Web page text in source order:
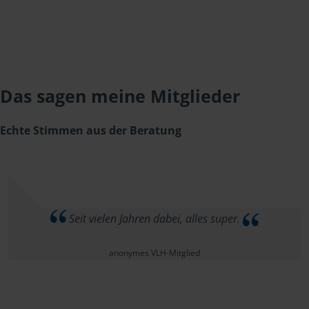
Das sagen meine Mitglieder
Echte Stimmen aus der Beratung
Seit vielen Jahren dabei, alles super.
anonymes VLH-Mitglied